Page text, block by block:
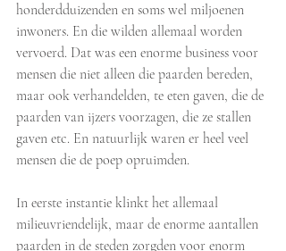
honderdduizenden en soms wel miljoenen
inwoners. En die wilden allemaal worden
vervoerd. Dat was een enorme business voor
mensen die niet alleen die paarden bereden,
maar ook verhandelden, te eten gaven, die de
paarden van ijzers voorzagen, die ze stallen
gaven etc. En natuurlijk waren er heel veel
mensen die de poep opruimden.
In eerste instantie klinkt het allemaal
milieuvriendelijk, maar de enorme aantallen
paarden in de steden zorgden voor enorm